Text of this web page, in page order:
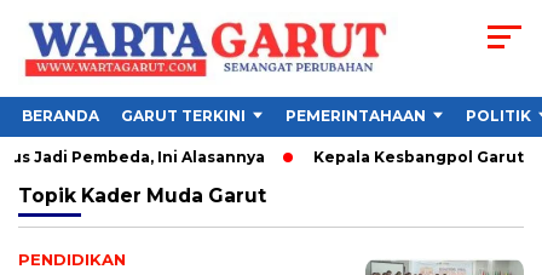
BERANDA GARUT TERKINI PEMERINTAHAAN POLITIK
Jadi Pembeda, Ini Alasannya Kepala Kesbangpol Garut
Topik Kader Muda Garut
PENDIDIKAN